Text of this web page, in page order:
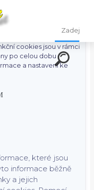
naše webové stránky
"OK" souhlasíte s
i marketingových
cookies jsou v rámci
po celou dobu
a nastavení ke
které jsou
informace běžně
a jejich